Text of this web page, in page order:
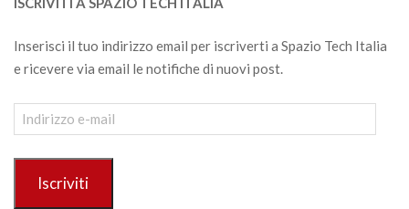
Inserisci il tuo indirizzo email per iscriverti a Spazio Tech Italia
e ricevere via email le notifiche di nuovi post.
Indirizzo
e-
Iscriviti